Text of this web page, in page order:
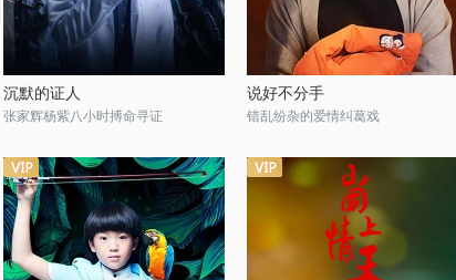
沉默的证人
张家辉杨紫八小时搏命寻证
说好不分手
错乱纷杂的爱情纠葛戏